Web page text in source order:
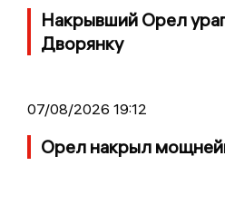
Накрывший Орел
Дворянку
07/08/2026 19:12
Орел накрыл